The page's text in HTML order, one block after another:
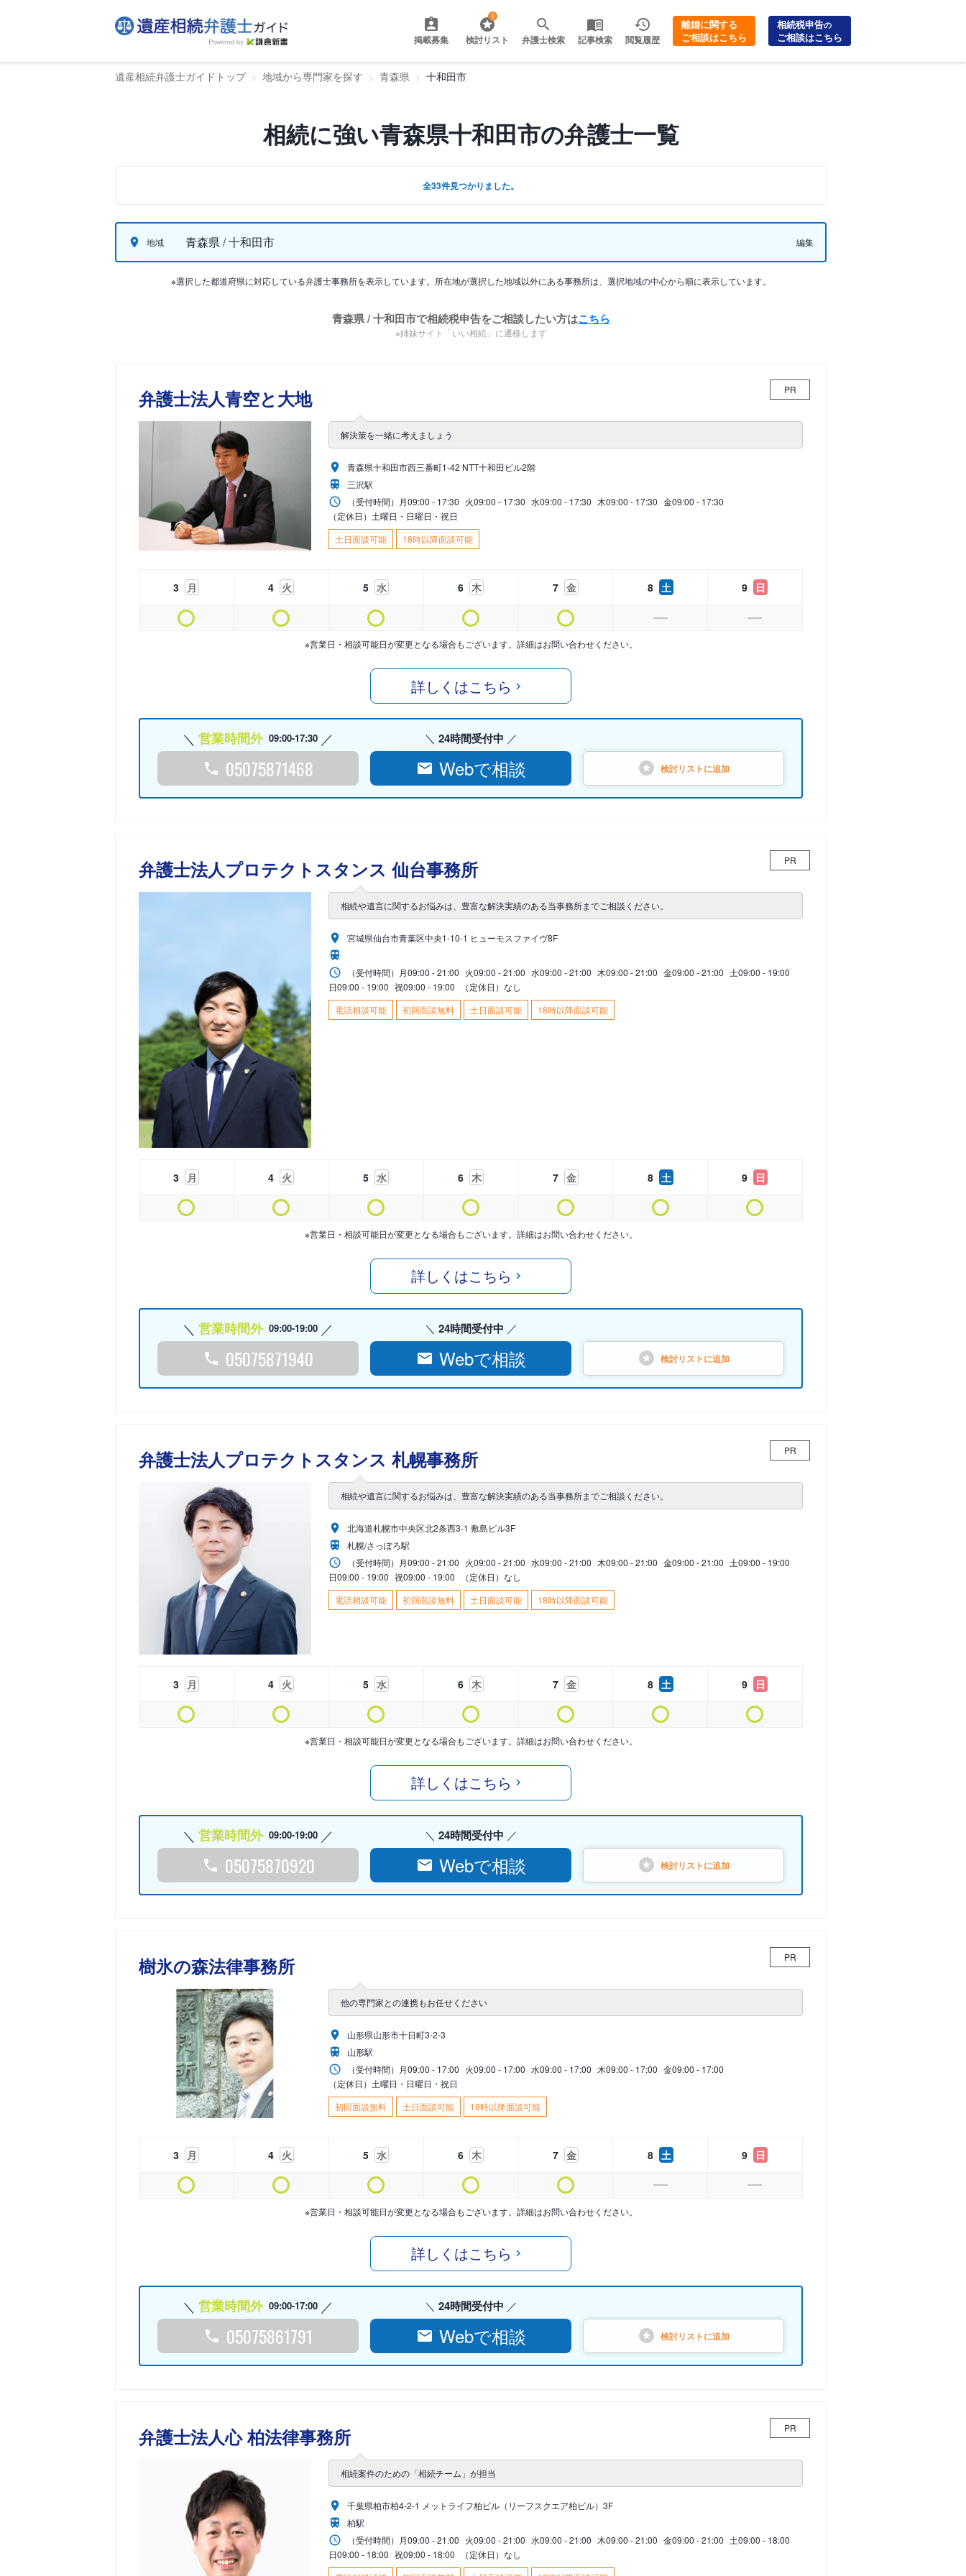
掲載募集
0
検討リスト 弁護士検索 記事検索 閲覧履歴
離婚に関する
ご相談はこちら
相続税申告の
ご相談はこちら
遺産相続弁護士ガイドトップ 地域から専門家を探す 青森県 十和田市
相続に強い青森県十和田市の弁護士一覧
全33件見つかりました。
地域 青森県 / 十和田市 編集
※選択した都道府県に対応している弁護士事務所を表示しています。所在地が選択した地域以外にある事務所は、選択地域の中心から順に表示しています。
青森県 / 十和田市で相続税申告をご相談したい方はこちら
※姉妹サイト「いい相続」に遷移します
弁護士法人青空と大地 PR
解決策を一緒に考えましょう
青森県十和田市西三番町1-42 NTT十和田ビル2階
三沢駅
（受付時間） 月09:00 - 17:30 火09:00 - 17:30 水09:00 - 17:30 木09:00 - 17:30 金09:00 - 17:30
（定休日）土曜日・日曜日・祝日
土日面談可能
18時以降面談可能
3 月 4 火 5 水 6 木 7 金 8 土 9 日
※営業日・相談可能日が変更となる場合もございます。詳細はお問い合わせください。
詳しくはこちら
営業時間外 09:00-17:30
05075871468
24時間受付中
Webで相談 検討リストに追加
弁護士法人プロテクトスタンス 仙台事務所 PR
相続や遺言に関するお悩みは、豊富な解決実績のある当事務所までご相談ください。
宮城県仙台市青葉区中央1-10-1 ヒューモスファイヴ8F
（受付時間） 月09:00 - 21:00 火09:00 - 21:00 水09:00 - 21:00 木09:00 - 21:00 金09:00 - 21:00 土09:00 - 19:00
日09:00 - 19:00 祝09:00 - 19:00
（定休日）なし
電話相談可能
初回面談無料 土日面談可能 18時以降面談可能
3 月 4 火 5 水 6 木 7 金 8 土 9 日
※営業日・相談可能日が変更となる場合もございます。詳細はお問い合わせください。
詳しくはこちら
営業時間外 09:00-19:00
05075871940
24時間受付中
Webで相談 検討リストに追加
弁護士法人プロテクトスタンス 札幌事務所 PR
相続や遺言に関するお悩みは、豊富な解決実績のある当事務所までご相談ください。
北海道札幌市中央区北2条西3-1 敷島ビル3F
札幌/さっぽろ駅
（受付時間） 月09:00 - 21:00 火09:00 - 21:00 水09:00 - 21:00 木09:00 - 21:00 金09:00 - 21:00 土09:00 - 19:00
日09:00 - 19:00 祝09:00 - 19:00
（定休日）なし
電話相談可能
初回面談無料 土日面談可能 18時以降面談可能
3 月 4 火 5 水 6 木 7 金 8 土 9 日
※営業日・相談可能日が変更となる場合もございます。詳細はお問い合わせください。
詳しくはこちら
営業時間外 09:00-19:00
05075870920
24時間受付中
Webで相談 検討リストに追加
樹氷の森法律事務所 PR
他の専門家との連携もお任せください
山形県山形市十日町3-2-3
山形駅
（受付時間） 月09:00 - 17:00 火09:00 - 17:00 水09:00 - 17:00 木09:00 - 17:00 金09:00 - 17:00
（定休日）土曜日・日曜日・祝日
初回面談無料
土日面談可能 18時以降面談可能
3 月 4 火 5 水 6 木 7 金 8 土 9 日
※営業日・相談可能日が変更となる場合もございます。詳細はお問い合わせください。
詳しくはこちら
営業時間外 09:00-17:00
05075861791
24時間受付中
Webで相談 検討リストに追加
弁護士法人心 柏法律事務所 PR
相続案件のための「相続チーム」が担当
千葉県柏市柏4-2-1 メットライフ柏ビル（リーフスクエア柏ビル）3F
柏駅
（受付時間） 月09:00 - 21:00 火09:00 - 21:00 水09:00 - 21:00 木09:00 - 21:00 金09:00 - 21:00 土09:00 - 18:00
日09:00 - 18:00 祝09:00 - 18:00
（定休日）なし